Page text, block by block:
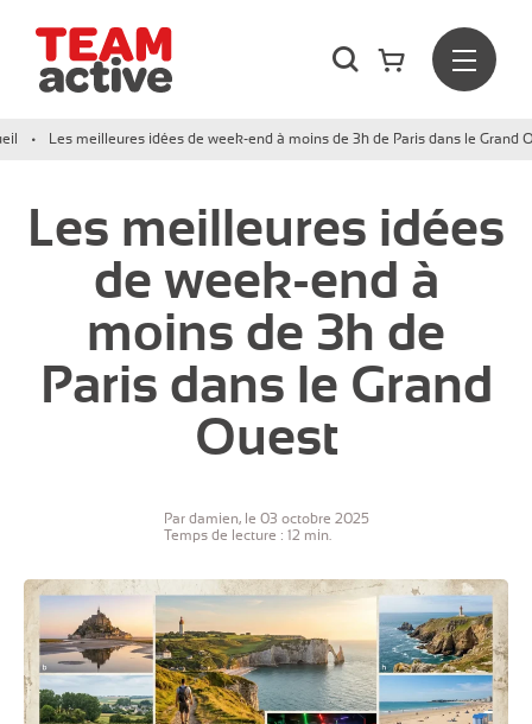
Rechercher
Menu
Les meilleures idées de week-end à moins de 3h de Paris dans le Grand
Les meilleures idées
de week-end à
moins de 3h de
Paris dans le Grand
Ouest
Par damien, le 03 octobre 2025
Temps de lecture : 12 min.